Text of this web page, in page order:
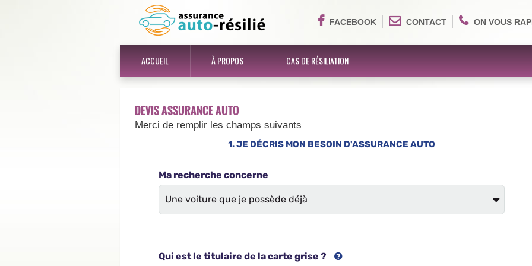
FACEBOOK CONTACT ON VOUS
ACCUEIL À PROPOS CAS DE RÉSILIATION
DEVIS ASSURANCE AUTO
Merci de remplir les champs suivants